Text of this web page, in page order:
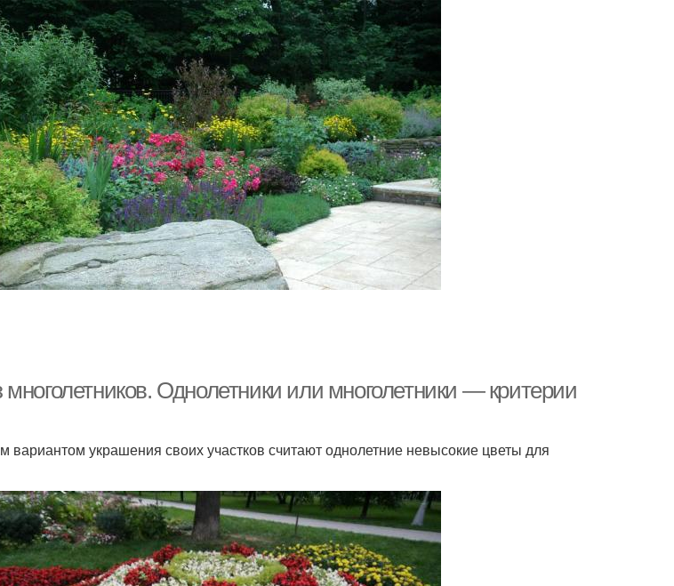
многолетников. Однолетники или многолетники — критерии
украшения своих участков считают однолетние невысокие цветы для